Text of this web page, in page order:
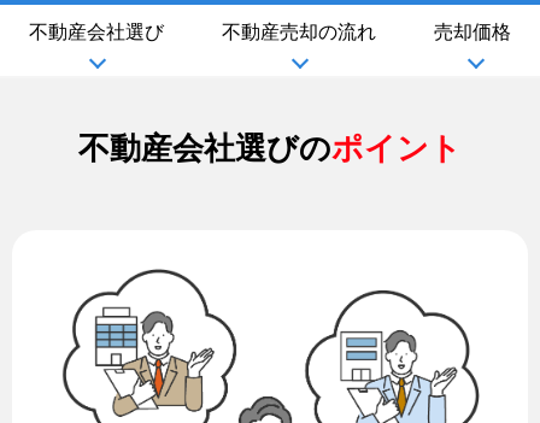
不動産会社選び 不動産売却の流れ 売却価格
不動産会社選びのポイント